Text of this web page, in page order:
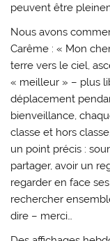
peuvent être
Nous avons
Carême : « Mon
terre vers le ciel,
« meilleur » – plus
déplacement
bienveillance,
classe et hors
un point précis :
partager, avoir un
regarder en face
rechercher
dire – merci…